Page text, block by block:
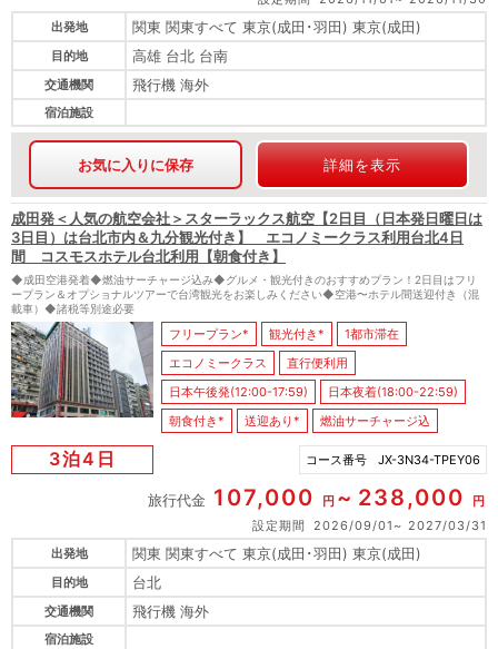
出発地
関東 関東すべて 東京(成田･羽田) 東京(成田)
目的地 高雄 台北 台南
交通機関 飛行機 海外
宿泊施設
お気に入りに保存 詳細を表示
成田発＜人気の航空会社＞スターラックス航空【2日目（日本発日曜日は
3日目）は台北市内＆九分観光付き】 エコノミークラス利用台北4日
間 コスモスホテル台北利用【朝食付き】
◆成田空港発着◆燃油サーチャージ込み◆グルメ・観光付きのおすすめプラン！2日目はフリ
ープラン＆オプショナルツアーで台湾観光をお楽しみください◆空港〜ホテル間送迎付き（混
載車）◆諸税等別途必要
フリープラン* 観光付き*
1都市滞在
エコノミークラス
直行便利用
日本午後発(12:00-17:59)
日本夜着(18:00-22:59)
朝食付き*
送迎あり* 燃油サーチャージ込
3泊4日 コース番号 JX-3N34-TPEY06
旅行代金 107,000 円 238,000
円
設定期間
2026/09/01
2027/03/31
出発地
関東 関東すべて 東京(成田･羽田) 東京(成田)
目的地 台北
交通機関 飛行機 海外
宿泊施設